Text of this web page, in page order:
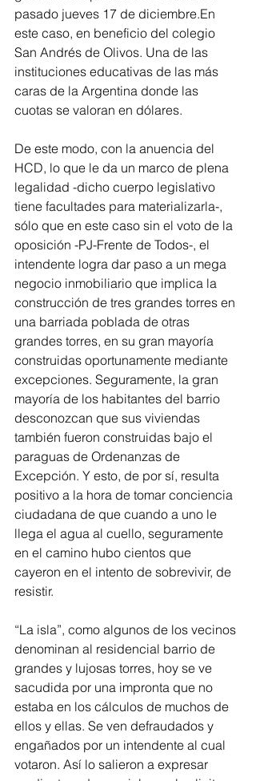
pasado jueves 17 de diciembre.En
este caso, en beneficio del colegio
San Andrés de Olivos. Una de las
instituciones educativas de las más
caras de la Argentina donde las
cuotas se valoran en dólares.
De este modo, con la anuencia del
HCD, lo que le da un marco de plena
legalidad -dicho cuerpo legislativo
tiene facultades para materializarla-,
sólo que en este caso sin el voto de la
oposición -PJ-Frente de Todos-, el
intendente logra dar paso a un mega
negocio inmobiliario que implica la
construcción de tres grandes torres en
una barriada poblada de otras
grandes torres, en su gran mayoría
construidas oportunamente mediante
excepciones. Seguramente, la gran
mayoría de los habitantes del barrio
desconozcan que sus viviendas
también fueron construidas bajo el
paraguas de Ordenanzas de
Excepción. Y esto, de por sí, resulta
positivo a la hora de tomar conciencia
ciudadana de que cuando a uno le
llega el agua al cuello, seguramente
en el camino hubo cientos que
cayeron en el intento de sobrevivir, de
resistir.
“La isla”, como algunos de los vecinos
denominan al residencial barrio de
grandes y lujosas torres, hoy se ve
sacudida por una impronta que no
estaba en los cálculos de muchos de
ellos y ellas. Se ven defraudados y
engañados por un intendente al cual
votaron. Así lo salieron a expresar